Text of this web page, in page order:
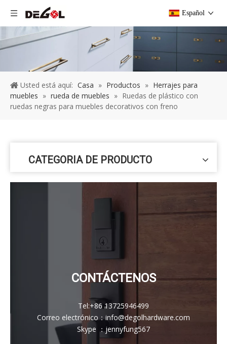
Español
Usted está aquí: Casa » Productos » Herrajes para
muebles » rueda de muebles » Ruedas de plástico con
ruedas negras para muebles decorativos con freno
CATEGORIA DE PRODUCTO
CONTÁCTENOS
Tel:+86 13725946499
Correo electrónico ： info@degolhardware.com
Skype ： jennyfung567